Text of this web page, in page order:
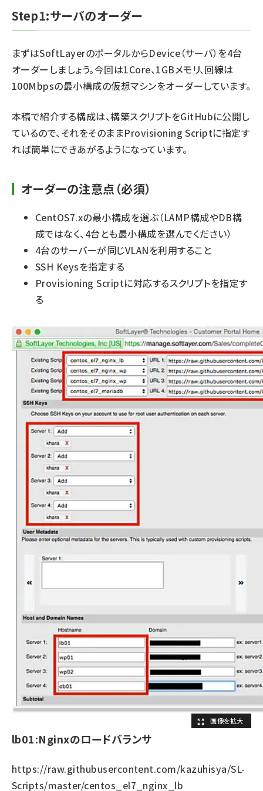
Step1:サーバのオーダー
まずはSoftLayerのポータルからDevice（サーバ）を4台
オーダーしましょう。今回は1Core、1GBメモリ、回線は
100Mbpsの最小構成の仮想マシンをオーダーしています。
本稿で紹介する構成は、構築スクリプトをGitHubに公開し
ているので、それをそのままProvisioning Scriptに指定す
れば簡単にできあがるようになっています。
オーダーの注意点（必須）
CentOS7.xの最小構成を選ぶ（LAMP構成やDB構
成ではなく、4台とも最小構成を選んでください）
4台のサーバーが同じVLANを利用すること
SSH Keysを指定する
Provisioning Scriptに対応するスクリプトを指定す
る
lb01:Nginxのロードバランサ
https://raw.githubusercontent.com/kazuhisya/SL-
Scripts/master/centos_el7_nginx_lb